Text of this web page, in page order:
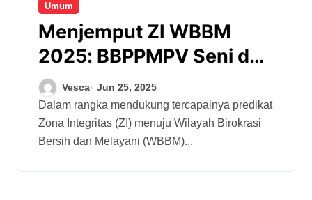
Umum
Menjemput ZI WBBM
2025: BBPPMPV Seni dan
Budaya Serap Praktik
Baik dari BBPPMPV BMTI
Vesca Jun 25, 2025
Dalam rangka mendukung tercapainya predikat
Zona Integritas (ZI) menuju Wilayah Birokrasi
Bersih dan Melayani (WBBM)...